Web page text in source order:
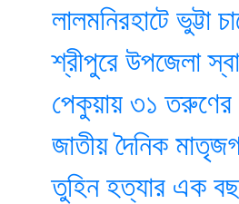
লালমনিরহাটে
শ্রীপুরে উপজেলা
পেকুয়ায় ৩১ তরুণের
জাতীয় দৈনিক
তুহিন হত্যার এক